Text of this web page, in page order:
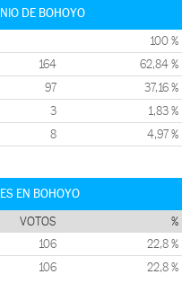
DE BOHOYO
100 %
164 62,84 %
97 37,16 %
3 1,83 %
8 4,97 %
EN BOHOYO
VOTOS %
106 22,8 %
106 22,8 %